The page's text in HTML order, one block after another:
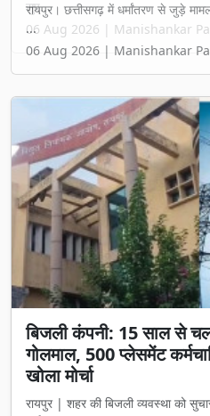
रायपुर। छत्तीसगढ़ में धर्मांतरण से जुड़े
...
06 Aug 2026 | Manishankar
बिजली कंपनी: 15 साल से
गोलमाल, 500 प्लेसमेंट
खोला मोर्चा
रायपुर | शहर की बिजली व्यवस्था को